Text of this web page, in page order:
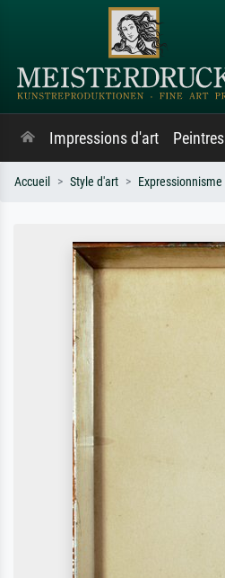
Impressions d'art Peintres
Accueil Style d'art Expressionnisme